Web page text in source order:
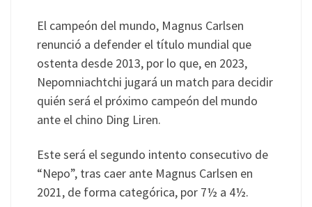
El campeón del mundo, Magnus Carlsen
renunció a defender el título mundial que
ostenta desde 2013, por lo que, en 2023,
Nepomniachtchi jugará un match para decidir
quién será el próximo campeón del mundo
ante el chino Ding Liren.
Este será el segundo intento consecutivo de
“Nepo”, tras caer ante Magnus Carlsen en
2021, de forma categórica, por 7½ a 4½.